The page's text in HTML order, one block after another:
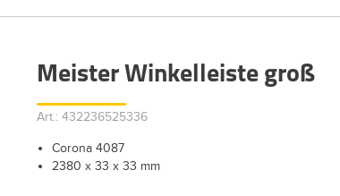
Meister Winkelleiste groß
Art.: 432236525336
Corona 4087
2380 x 33 x 33 mm